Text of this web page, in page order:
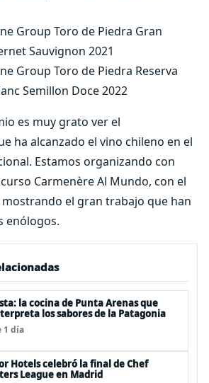
Group Toro de Piedra Gran
Sauvignon 2021
Group Toro de Piedra Reserva
Semillon Doce 2022
es muy grato ver el
ha alcanzado el vino chileno en el
Estamos organizando con
Carmenère Al Mundo, con el
el gran trabajo que han
enólogos.
la cocina de Punta Arenas que
los sabores de la Patagonia
1 día
Hotels celebró la final de Chef
League en Madrid